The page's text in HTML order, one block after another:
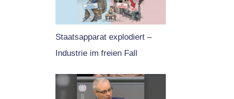
Staatsapparat explodiert –
Industrie im freien Fall